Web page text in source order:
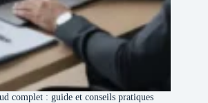
complet : guide et conseils pratiques